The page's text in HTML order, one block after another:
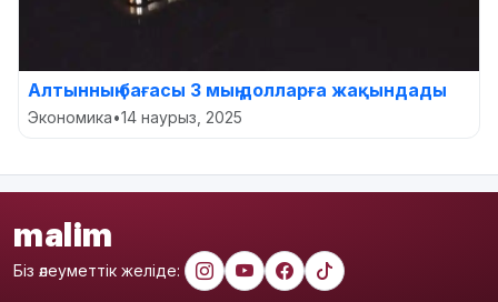
Алтынның бағасы 3 мың долларға жақындады
Экономика•14 наурыз, 2025
malim
Біз әлеуметтік желіде: